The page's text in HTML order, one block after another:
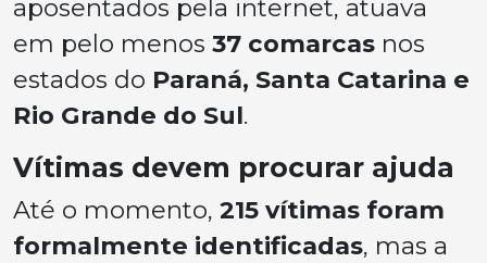
aposentados pela internet, atuava
em pelo menos 37 comarcas nos
estados do Paraná, Santa Catarina e
Rio Grande do Sul.
Vítimas devem procurar ajuda
Até o momento, 215 vítimas foram
formalmente identificadas, mas a